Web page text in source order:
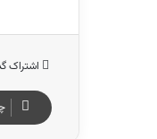
اشتراک